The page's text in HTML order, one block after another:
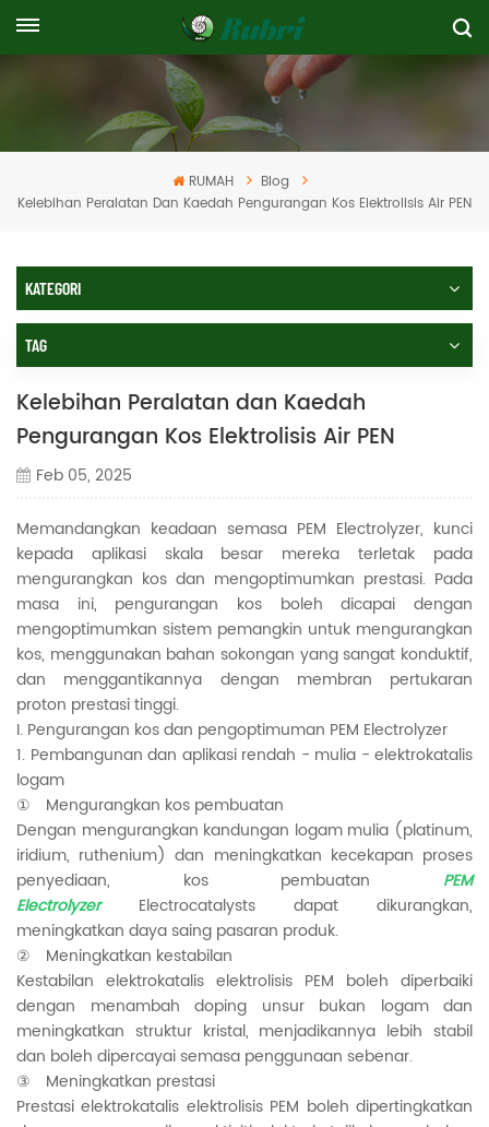
RUMAH
Blog
Kelebihan Peralatan Dan Kaedah Pengurangan Kos Elektrolisis Air PEN
KATEGORI
TAG
Kelebihan Peralatan dan Kaedah
Pengurangan Kos Elektrolisis Air PEN
Feb 05, 2025
Memandangkan keadaan semasa PEM Electrolyzer, kunci
kepada aplikasi skala besar mereka terletak pada
mengurangkan kos dan mengoptimumkan prestasi. Pada
masa ini, pengurangan kos boleh dicapai dengan
mengoptimumkan sistem pemangkin untuk mengurangkan
kos, menggunakan bahan sokongan yang sangat konduktif,
dan menggantikannya dengan membran pertukaran
proton prestasi tinggi.
I. Pengurangan kos dan pengoptimuman PEM Electrolyzer
1. Pembangunan dan aplikasi rendah - mulia - elektrokatalis
logam
① Mengurangkan kos pembuatan
Dengan mengurangkan kandungan logam mulia (platinum,
iridium, ruthenium) dan meningkatkan kecekapan proses
penyediaan, kos pembuatan
PEM
Electrolyzer
Electrocatalysts dapat dikurangkan,
meningkatkan daya saing pasaran produk.
② Meningkatkan kestabilan
Kestabilan elektrokatalis elektrolisis PEM boleh diperbaiki
dengan menambah doping unsur bukan logam dan
meningkatkan struktur kristal, menjadikannya lebih stabil
dan boleh dipercayai semasa penggunaan sebenar.
③ Meningkatkan prestasi
Prestasi elektrokatalis elektrolisis PEM boleh dipertingkatkan